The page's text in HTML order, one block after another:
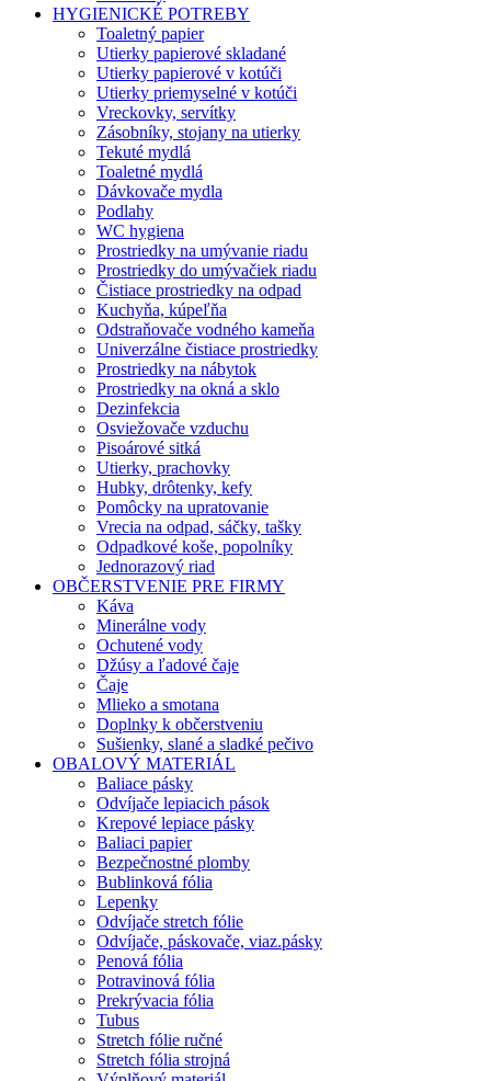
HYGIENICKÉ POTREBY
Toaletný papier
Utierky papierové skladané
Utierky papierové v kotúči
Utierky priemyselné v kotúči
Vreckovky, servítky
Zásobníky, stojany na utierky
Tekuté mydlá
Toaletné mydlá
Dávkovače mydla
Podlahy
WC hygiena
Prostriedky na umývanie riadu
Prostriedky do umývačiek riadu
Čistiace prostriedky na odpad
Kuchyňa, kúpeľňa
Odstraňovače vodného kameňa
Univerzálne čistiace prostriedky
Prostriedky na nábytok
Prostriedky na okná a sklo
Dezinfekcia
Osviežovače vzduchu
Pisoárové sitká
Utierky, prachovky
Hubky, drôtenky, kefy
Pomôcky na upratovanie
Vrecia na odpad, sáčky, tašky
Odpadkové koše, popolníky
Jednorazový riad
OBČERSTVENIE PRE FIRMY
Káva
Minerálne vody
Ochutené vody
Džúsy a ľadové čaje
Čaje
Mlieko a smotana
Doplnky k občerstveniu
Sušienky, slané a sladké pečivo
OBALOVÝ MATERIÁL
Baliace pásky
Odvíjače lepiacich pások
Krepové lepiace pásky
Baliaci papier
Bezpečnostné plomby
Bublinková fólia
Lepenky
Odvíjače stretch fólie
Odvíjače, páskovače, viaz.pásky
Penová fólia
Potravinová fólia
Prekrývacia fólia
Tubus
Stretch fólie ručné
Stretch fólia strojná